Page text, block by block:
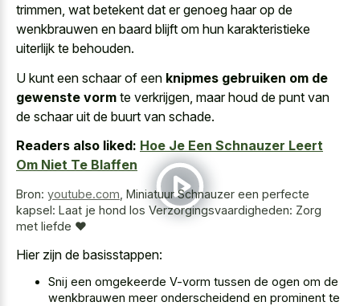
trimmen, wat betekent dat er genoeg haar op de
wenkbrauwen en baard blijft om hun karakteristieke
uiterlijk te behouden.
U kunt een schaar of een knipmes gebruiken om de
gewenste vorm te verkrijgen, maar houd de punt van
de schaar uit de buurt van schade.
Readers also liked: Hoe Je Een Schnauzer Leert
Om Niet Te Blaffen
Bron: youtube.com Miniatuur Schnauzer een perfecte
kapsel: Laat je hond los Verzorgingsvaardigheden: Zorg
met liefde ❤️
Hier zijn de basisstappen:
Snij een omgekeerde V-vorm tussen de ogen om de
wenkbrauwen meer onderscheidend en prominent te